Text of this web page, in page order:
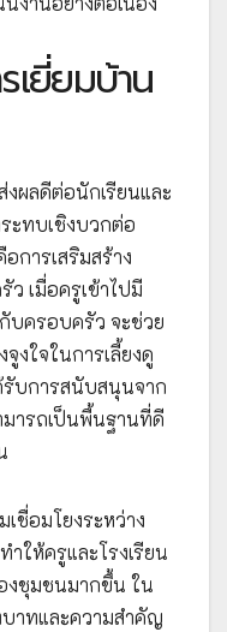
เยี่ยมบ้าน
งผลดีต่อนักเรียนและ
ะทบเชิงบวกต่อ
การเสริมสร้าง
เมื่อครูเข้าไปมี
บครอบครัว จะช่วย
งใจในการเลี้ยงดู
บการสนับสนุนจาก
มารถเป็นพื้นฐานที่ดี
ชื่อมโยงระหว่าง
ให้ครูและโรงเรียน
งชุมชนมากขึ้น ใน
าทและความสำคัญ